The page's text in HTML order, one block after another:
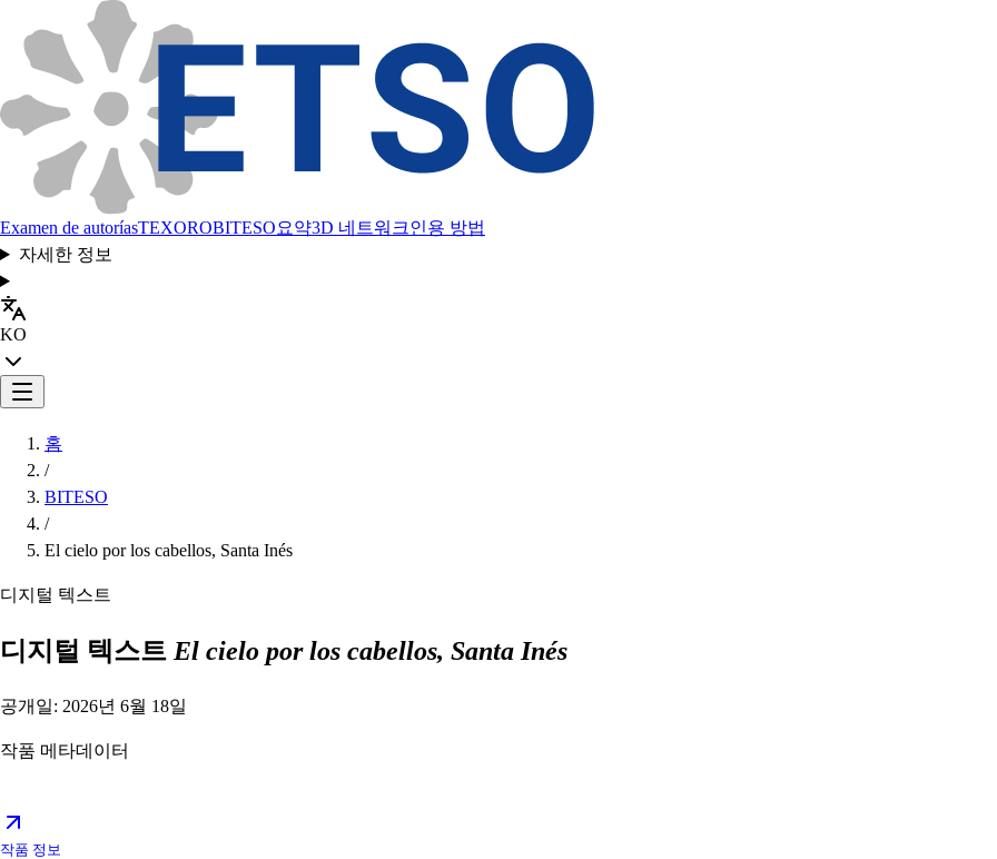
Examen de autoríasTEXOROBITESO요약3D 네트워크인용 방법
자세한 정보
KO
홈
/
BITESO
/
El cielo por los cabellos, Santa Inés
디지털 텍스트
디지털 텍스트 El cielo por los cabellos, Santa Inés
공개일: 2026년 6월 18일
작품 메타데이터
작품 정보